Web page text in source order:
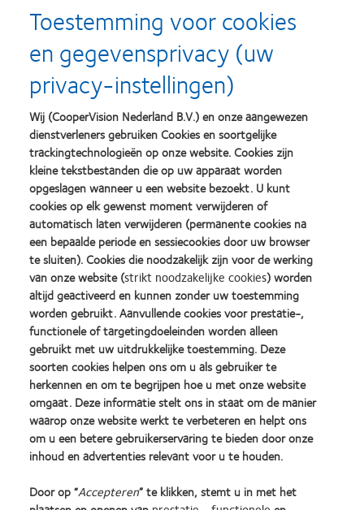
eerste twee delen van de totale training, voor de deelnemers als
parate kennis aanwezig is.
De bijeenkomsten vinden in groepsverband plaats op een
centrale locatie.
De tijdsduur is een dag. Maximaal 15 deelnemers (minimaal 8).
Investering
De investering voor deze masterclass bedraagt € 290,- excl.
BTW
De onderwerpen die aan bod komen
• Ontwikkelingen in de contactlenzenmarkt
• Interactieve workshop: het creëren van verkoopkansen
gedurende de anamnese
• Aanpasfilosofie en aanpastechnieken torisch (+wet lab)
• Geen twee ogen zien hetzelfde
Wilt u zich inschrijven?
Klik dan op op de inschrijfbutton
Inschrijven
Toestemming voor cookies
en gegevensprivacy (uw
privacy-instellingen)
Wij (CooperVision Nederland B.V.) en onze aangewezen
dienstverleners gebruiken Cookies en soortgelijke
trackingtechnologieën op onze website. Cookies zijn
kleine tekstbestanden die op uw apparaat worden
opgeslagen wanneer u een website bezoekt. U kunt
cookies op elk gewenst moment verwijderen of
automatisch laten verwijderen (permanente cookies na
een bepaalde periode en sessiecookies door uw browser
te sluiten). Cookies die noodzakelijk zijn voor de werking
van onze website (strikt noodzakelijke cookies) worden
altijd geactiveerd en kunnen zonder uw toestemming
worden gebruikt. Aanvullende cookies voor prestatie-,
functionele of targetingdoeleinden worden alleen
gebruikt met uw uitdrukkelijke toestemming. Deze
soorten cookies helpen ons om u als gebruiker te
herkennen en om te begrijpen hoe u met onze website
omgaat. Deze informatie stelt ons in staat om de manier
waarop onze website werkt te verbeteren en helpt ons
om u een betere gebruikerservaring te bieden door onze
inhoud en advertenties relevant voor u te houden.
Door op “Accepteren” te klikken, stemt u in met het